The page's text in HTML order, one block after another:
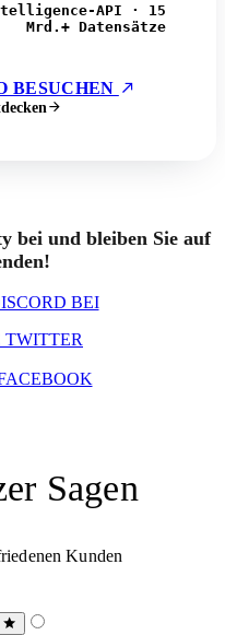
API · 15
Mrd.+ Datensätze
BESUCHEN
bei und bleiben Sie auf
BEI
TWITTER
Sagen
Kunden